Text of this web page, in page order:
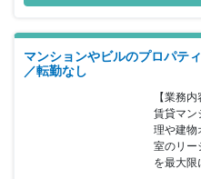
業務を担当していただける方を
かしてご活躍いただける方を求
不動産事業の中核会社として、
事業を展開していますので、経
業施設運営にも挑戦していただ
30時間程度や休日の取得、福利
ランスを取りやすいのが特徴で
マンションやビルのプロパテ
／転勤なし
【業務内
賃貸マン
理や建物
室のリー
を最大限